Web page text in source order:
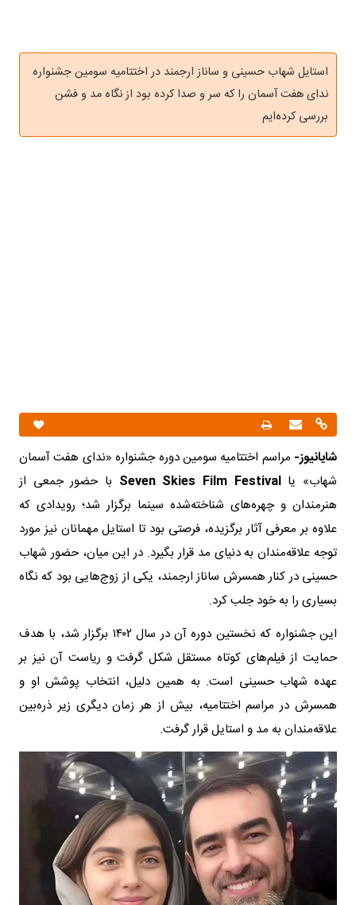
استایل شهاب حسینی و ساناز ارجمند در اختتامیه سومین جشنواره
ندای هفت آسمان را که سر و صدا کرده بود از نگاه مد و فشن
بررسی کرده‌ایم
شایانیوز- مراسم اختتامیه سومین دوره جشنواره «ندای هفت آسمان
شهاب» یاSeven Skies Film Festival با حضور جمعی از
هنرمندان و چهره‌های شناخته‌شده سینما برگزار شد؛ رویدادی که
علاوه بر معرفی آثار برگزیده، فرصتی بود تا استایل مهمانان نیز مورد
توجه علاقه‌مندان به دنیای مد قرار بگیرد. در این میان، حضور شهاب
حسینی در کنار همسرش ساناز ارجمند، یکی از زوج‌هایی بود که نگاه
بسیاری را به خود جلب کرد.
این جشنواره که نخستین دوره آن در سال ۱۴۰۲ برگزار شد، با هدف
حمایت از فیلم‌های کوتاه مستقل شکل گرفت و ریاست آن نیز بر
عهده شهاب حسینی است. به همین دلیل، انتخاب پوشش او و
همسرش در مراسم اختتامیه، بیش از هر زمان دیگری زیر ذره‌بین
علاقه‌مندان به مد و استایل قرار گرفت.